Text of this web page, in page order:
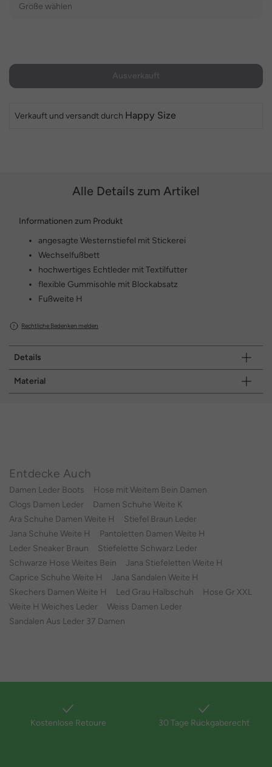
Größe wählen
Verkauft und versandt durch Happy Size
Alle Details zum Artikel
Informationen zum Produkt
angesagte Westernstiefel mit Stickerei
Wechselfußbett
hochwertiges Echtleder mit Textilfutter
flexible Gummisohle mit Blockabsatz
Fußweite H
Rechtliche Bedenken melden
Details
Material
Entdecke Auch
Damen Leder Boots
Hose mit Weitem Bein Damen
Clogs Damen Leder
Damen Schuhe Weite K
Ara Schuhe Damen Weite H
Stiefel Braun Leder
Jana Schuhe Weite H
Pantoletten Damen Weite H
Leder Sneaker Braun
Stiefelette Schwarz Leder
Schwarze Hose Weites Bein
Jana Stiefeletten Weite H
Caprice Schuhe Weite H
Jana Sandalen Weite H
Skechers Damen Weite H
Led Grau Halbschuh
Hose Gr XXL
Weite H Weiches Leder
Weiss Damen Leder
Sandalen Aus Leder 37 Damen
Kostenlose Retoure 30 Tage Rückgaberecht